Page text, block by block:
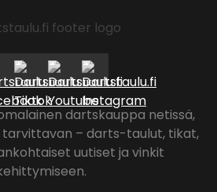
dartskauppa netissä,
tarvittavan – darts-taulut, tikat,
uutiset ja vinkit